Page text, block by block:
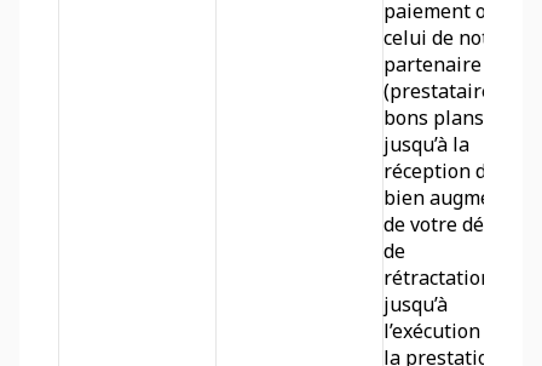
paiement ou
celui de notre
partenaire
(prestataire de
bons plans)
jusqu’à la
réception du
bien augmenté
de votre délai
de
rétractation ou
jusqu’à
l’exécution de
la prestation